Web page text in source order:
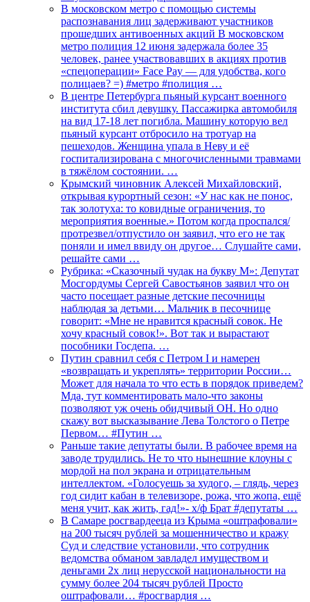
В московском метро с помощью системы
распознавания лиц задерживают участников
прошедших антивоенных акций В московском
метро полиция 12 июня задержала более 35
человек, ранее участвовавших в акциях против
«спецоперации» Face Pay — для удобства, кого
полицаев? =) #метро #полиция …
В центре Петербурга пьяный курсант военного
института сбил девушку. Пассажирка автомобиля
на вид 17-18 лет погибла. Машину которую вел
пьяный курсант отбросило на тротуар на
пешеходов. Женщина упала в Неву и её
госпитализирована с многочисленными травмами
в тяжёлом состоянии. …
Крымский чиновник Алексей Михайловский,
открывая курортный сезон: «У нас как не понос,
так золотуха: то ковидные ограничения, то
мероприятия военные.» Потом когда проспался/
протрезвел/отпустило он заявил, что его не так
поняли и имел ввиду он другое… Слушайте сами,
решайте сами …
Рубрика: «Сказочный чудак на букву М»: Депутат
Мосгордумы Сергей Савостьянов заявил что он
часто посещает разные детские песочницы
наблюдая за детьми… Мальчик в песочнице
говорит: «Мне не нравится красный совок. Не
хочу красный совок!». Вот так и вырастают
пособники Госдепа. …
Путин сравнил себя с Петром I и намерен
«возвращать и укреплять» территории России…
Может для начала то что есть в порядок приведем?
Мда, тут комментировать мало-что законы
позволяют уж очень обидчивый ОН. Но одно
скажу вот высказывание Лева Толстого о Петре
Первом… #Путин …
Раньше такие депутаты были. В рабочее время на
заводе трудились. Не то что нынешние клоуны с
мордой на пол экрана и отрицательным
интеллектом. «Голосуешь за худого, – глядь, через
год сидит кабан в телевизоре, рожа, что жопа, ещё
меня учит, как жить, гад!»- х/ф Брат #депутаты …
В Самаре росгвардееца из Крыма «оштрафовали»
на 200 тысяч рублей за мошенничество и кражу
Суд и следствие установили, что сотрудник
ведомства обманом завладел имуществом и
деньгами 2х лиц нерусской национальности на
сумму более 204 тысяч рублей Просто
оштрафовали… #росгвардия …